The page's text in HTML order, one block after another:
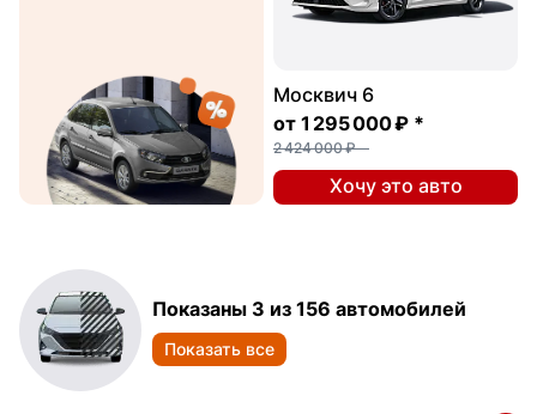
Москвич 6
от 1 295 000 ₽ *
2 424 000 ₽
Хочу это авто
Показаны 3 из 156 автомобилей
Показать все